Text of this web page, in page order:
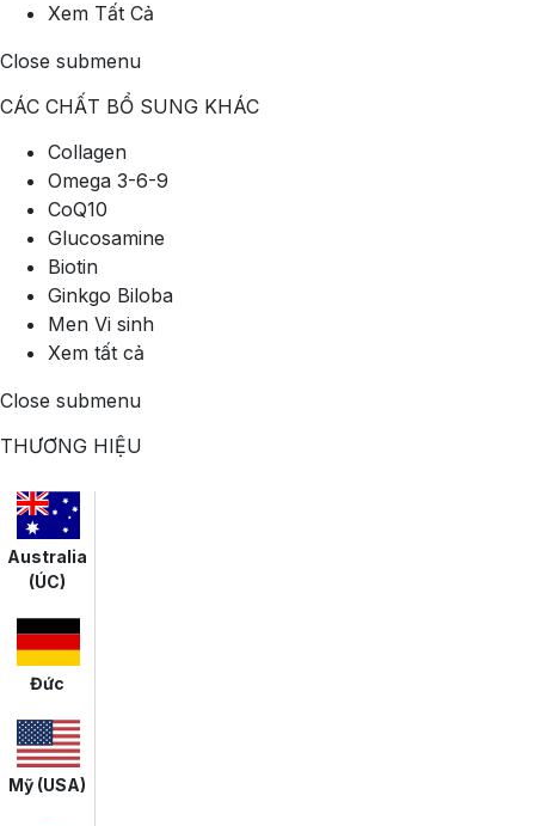
Xem Tất Cả
Close submenu
CÁC CHẤT BỔ SUNG KHÁC
Collagen
Omega 3-6-9
CoQ10
Glucosamine
Biotin
Ginkgo Biloba
Men Vi sinh
Xem tất cả
Close submenu
THƯƠNG HIỆU
Australia
(ÚC)
Đức
Mỹ (USA)